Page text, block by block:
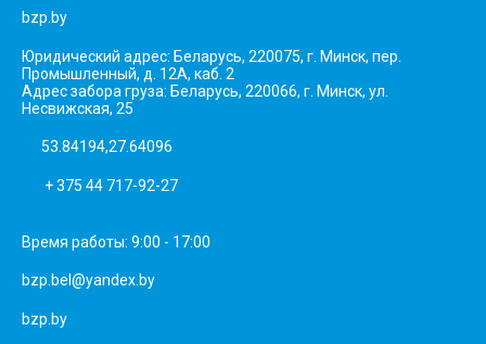
bzp.by
Юридический адрес: Беларусь, 220075, г. Минск, пер.
Промышленный, д. 12А, каб. 2
Адрес забора груза: Беларусь, 220066, г. Минск, ул.
Несвижская, 25
53.84194,27.64096
+ 375 44 717-92-27
Время работы: 9:00 - 17:00
bzp.bel@yandex.by
bzp.by